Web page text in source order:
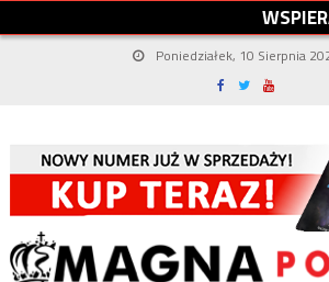
WSPIER
Poniedziałek, 10 Sierpnia